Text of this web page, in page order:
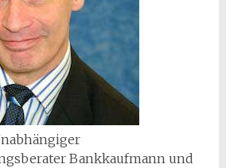
Bankkaufmann und